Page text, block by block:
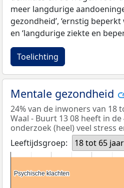
meer langdurige
gezondheid’, ‘ernstig
en ‘langdurige ziekte en
Toelichting
Mentale gezondheid
24% van de inwoners van 18
Waal - Buurt 13 08 heeft in
onderzoek (heel) veel stress
Leeftijdsgroep:
18 tot 65 jaar
Psychische klachten
Psychische klachten